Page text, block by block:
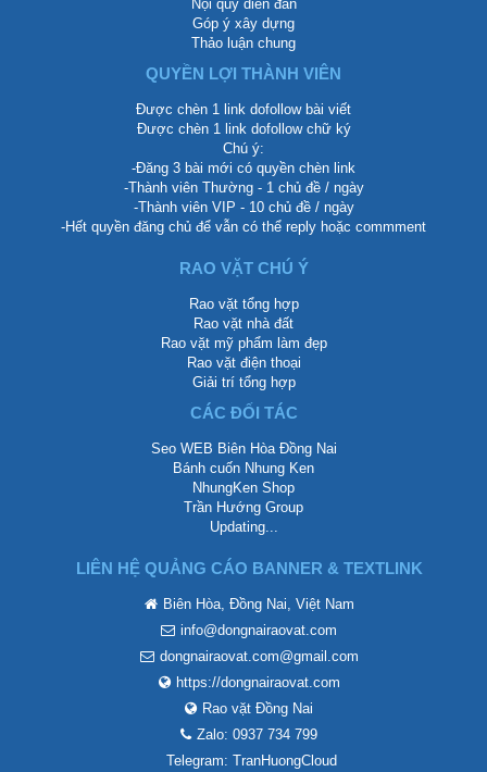
Nội quy diễn đàn
Góp ý xây dựng
Thảo luận chung
QUYỀN LỢI THÀNH VIÊN
Được chèn 1 link dofollow bài viết
Được chèn 1 link dofollow chữ ký
Chú ý:
-Đăng 3 bài mới có quyền chèn link
-Thành viên Thường - 1 chủ đề / ngày
-Thành viên VIP - 10 chủ đề / ngày
-Hết quyền đăng chủ để vẫn có thể reply hoặc commment
RAO VẶT CHÚ Ý
Rao vặt tổng hợp
Rao vặt nhà đất
Rao vặt mỹ phẩm làm đẹp
Rao vặt điện thoại
Giải trí tổng hợp
CÁC ĐỐI TÁC
Seo WEB Biên Hòa Đồng Nai
Bánh cuốn Nhung Ken
NhungKen Shop
Trần Hướng Group
Updating...
LIÊN HỆ QUẢNG CÁO BANNER & TEXTLINK
Biên Hòa, Đồng Nai, Việt Nam
info@dongnairaovat.com
dongnairaovat.com@gmail.com
https://dongnairaovat.com
Rao vặt Đồng Nai
Zalo: 0937 734 799
Telegram: TranHuongCloud